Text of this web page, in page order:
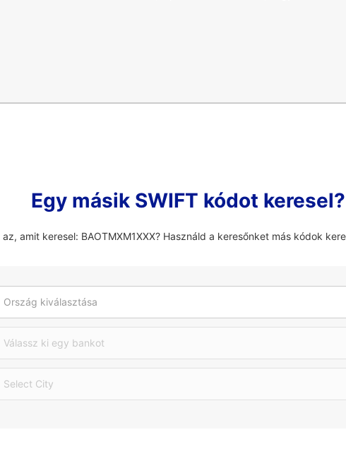
Egy másik SWIFT kódot keresel?
az, amit keresel: BAOTMXM1XXX? Használd a keresőnket más kódok
Ország kiválasztása
Válassz ki egy bankot
Select City